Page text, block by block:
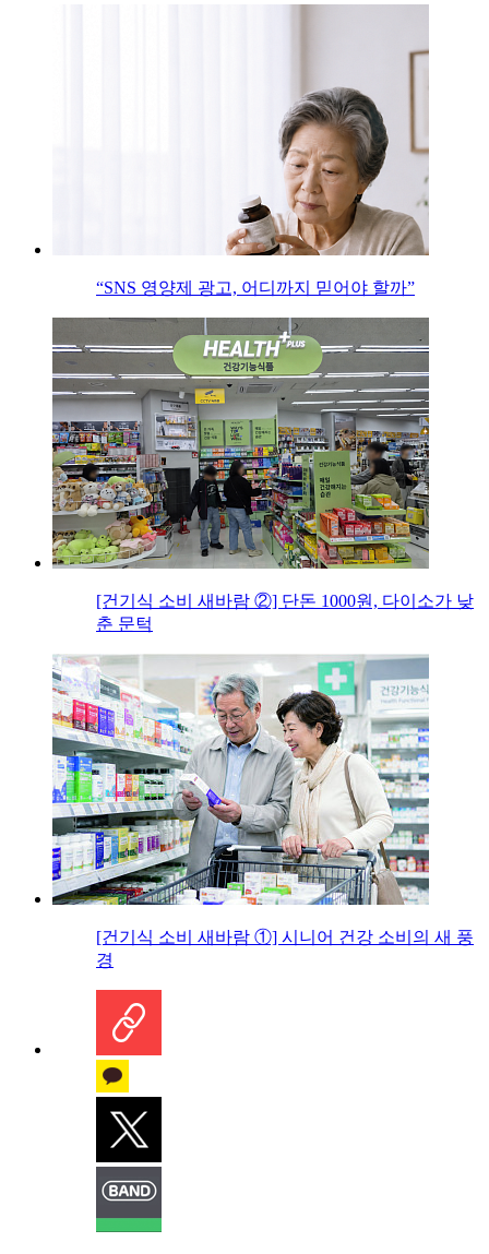
“SNS 영양제 광고, 어디까지 믿어야 할까”
[건기식 소비 새바람 ②] 단돈 1000원, 다이소가 낮
춘 문턱
[건기식 소비 새바람 ①] 시니어 건강 소비의 새 풍
경